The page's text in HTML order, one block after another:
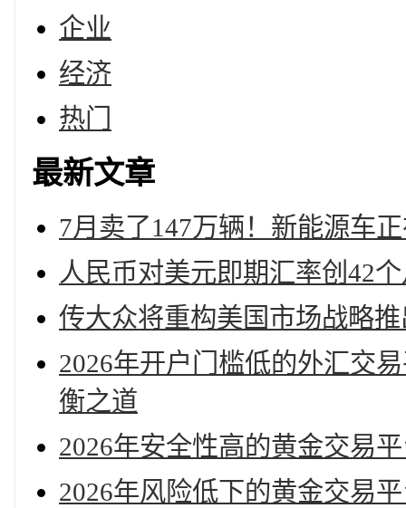
企业
经济
热门
最新文章
7月卖了147万辆！新能源车
人民币对美元即期汇率创42
传大众将重构美国市场战略
2026年开户门槛低的外汇交
衡之道
2026年安全性高的黄金交易
2026年风险低下的黄金交易